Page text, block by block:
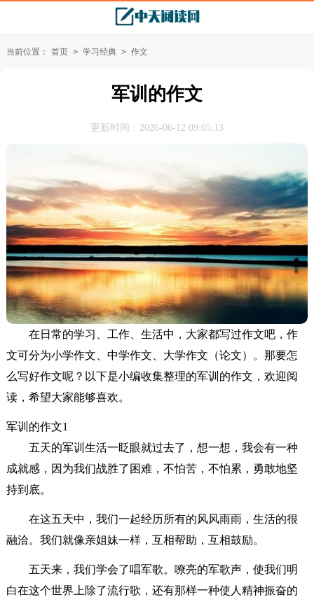
当前位置： 首页 > 学习经典 > 作文
军训的作文
更新时间：2026-06-12 09:05:13
在日常的学习、工作、生活中，大家都写过作文吧，作
文可分为小学作文、中学作文、大学作文（论文）。那要怎
么写好作文呢？以下是小编收集整理的军训的作文，欢迎阅
读，希望大家能够喜欢。
军训的作文1
五天的军训生活一眨眼就过去了，想一想，我会有一种
成就感，因为我们战胜了困难，不怕苦，不怕累，勇敢地坚
持到底。
在这五天中，我们一起经历所有的风风雨雨，生活的很
融洽。我们就像亲姐妹一样，互相帮助，互相鼓励。
五天来，我们学会了唱军歌。嘹亮的军歌声，使我们明
白在这个世界上除了流行歌，还有那样一种使人精神振奋的